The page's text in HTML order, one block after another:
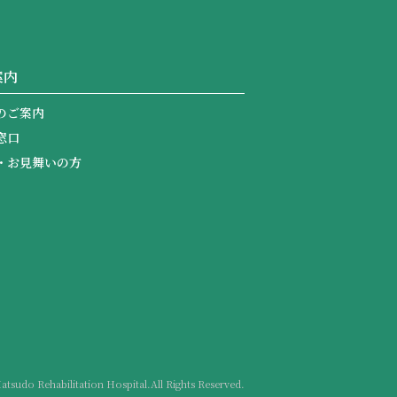
ご案内
口
お見舞いの方
Rehabilitation Hospital.All Rights Reserved.